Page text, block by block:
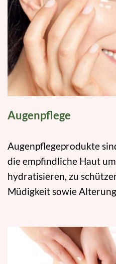
Augenpflege
Augenpflegeprodukte
die empfindliche Haut
hydratisieren, zu
Müdigkeit sowie